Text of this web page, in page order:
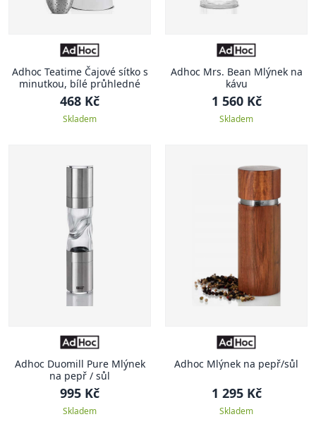
Adhoc Teatime Čajové sítko s
minutkou, bílé průhledné
468 Kč
Skladem
Adhoc Mrs. Bean Mlýnek na
kávu
1 560 Kč
Skladem
Adhoc Duomill Pure Mlýnek
na pepř / sůl
995 Kč
Skladem
Adhoc Mlýnek na pepř/sůl
1 295 Kč
Skladem